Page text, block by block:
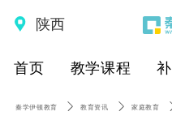
陕西
首页 教学课程
秦学伊顿教育 教育资讯 家庭教育